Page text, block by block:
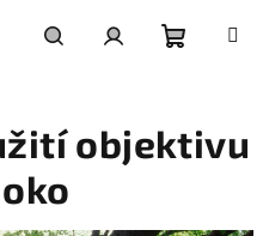
košík
objektivu